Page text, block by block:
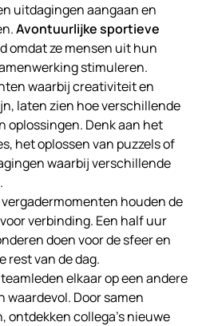
uitdagingen aangaan en
Avontuurlijke sportieve
omdat ze mensen uit hun
stimuleren.
waarbij creativiteit en
laten zien hoe verschillende
oplossingen. Denk aan het
het oplossen van puzzels of
waarbij verschillende
houden de
verbinding. Een half uur
doen voor de sfeer en
rest van de dag.
elkaar op een andere
waardevol. Door samen
ontdekken collega’s nieuwe